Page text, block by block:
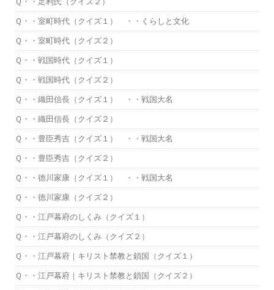
Ｑ・・室町時代（クイズ１） ・・くらしと文化
Ｑ・・室町時代（クイズ２）
Ｑ・・戦国時代（クイズ１）
Ｑ・・戦国時代（クイズ２）
Ｑ・・織田信長（クイズ１） ・・戦国大名
Ｑ・・織田信長（クイズ２）
Ｑ・・豊臣秀吉（クイズ１） ・・戦国大名
Ｑ・・豊臣秀吉（クイズ２）
Ｑ・・徳川家康（クイズ１） ・・戦国大名
Ｑ・・徳川家康（クイズ２）
Ｑ・・江戸幕府のしくみ（クイズ１）
Ｑ・・江戸幕府のしくみ（クイズ２）
Ｑ・・江戸幕府｜キリスト禁教と鎖国（クイズ１）
Ｑ・・江戸幕府｜キリスト禁教と鎖国（クイズ２）